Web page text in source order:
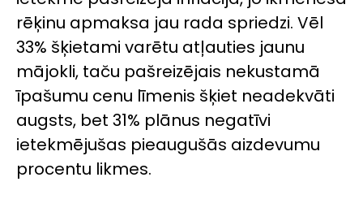
rēķinu apmaksa jau rada spriedzi. Vēl
33% šķietami varētu atļauties jaunu
mājokli, taču pašreizējais nekustamā
īpašumu cenu līmenis šķiet neadekvāti
augsts, bet 31% plānus negatīvi
ietekmējušas pieaugušās aizdevumu
procentu likmes.